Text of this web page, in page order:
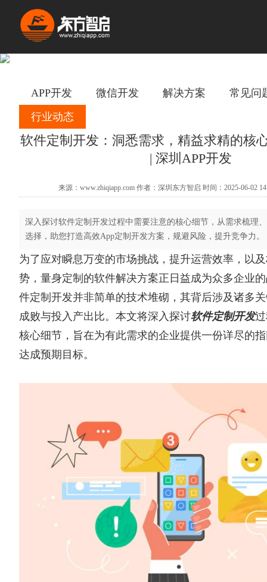
APP开发 微信开发 解决方案
常见问
行业动态
软件定制开发：洞悉需求，精益求精的核
| 深圳APP开发
来源：www.zhiqiapp.com 作者：深圳东方智启 时间：2025-06-02
深入探讨软件定制开发过程中需要注意的核心细节，从需求梳理
选择，助您打造高效App定制开发方案，规避风险，提升竞争力。
为了应对瞬息万变的市场挑战，提升运营效率，以
势，量身定制的软件解决方案正日益成为众多企业
件定制开发并非简单的技术堆砌，其背后涉及诸多
成败与投入产出比。本文将深入探讨软件定制开发
核心细节，旨在为有此需求的企业提供一份详尽的
达成预期目标。